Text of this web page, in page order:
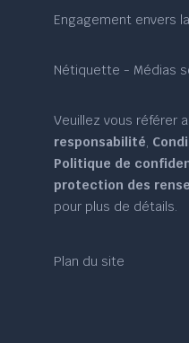
Engagement envers la
Nétiquette - Médias
Veuillez vous référer
responsabilité,
Politique de
protection des
pour plus de détails.
Plan du site